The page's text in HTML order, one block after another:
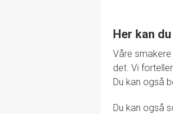
Her kan
Våre
det. Vi
Du kan også
Du kan også